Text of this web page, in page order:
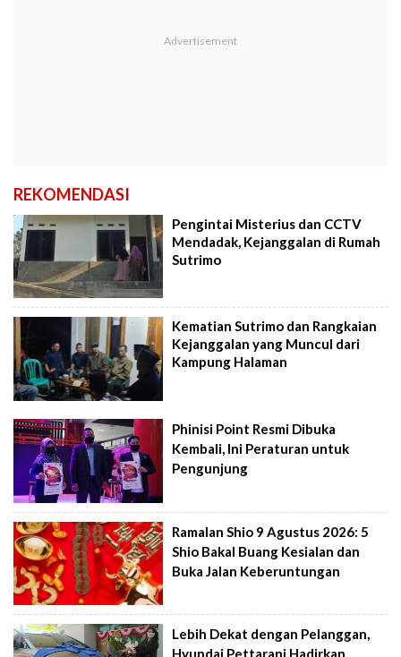
REKOMENDASI
Pengintai Misterius dan CCTV
Mendadak, Kejanggalan di Rumah
Sutrimo
Kematian Sutrimo dan Rangkaian
Kejanggalan yang Muncul dari
Kampung Halaman
Phinisi Point Resmi Dibuka
Kembali, Ini Peraturan untuk
Pengunjung
Ramalan Shio 9 Agustus 2026: 5
Shio Bakal Buang Kesialan dan
Buka Jalan Keberuntungan
Lebih Dekat dengan Pelanggan,
Hyundai Pettarani Hadirkan